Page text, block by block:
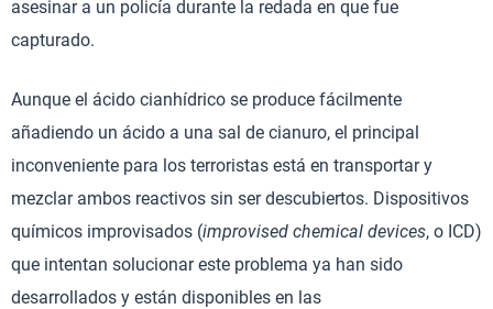
asesinar a un policía durante la redada en que fue
capturado.
Aunque el ácido cianhídrico se produce fácilmente
añadiendo un ácido a una sal de cianuro, el principal
inconveniente para los terroristas está en transportar y
mezclar ambos reactivos sin ser descubiertos. Dispositivos
químicos improvisados (improvised chemical devices, o ICD)
que intentan solucionar este problema ya han sido
desarrollados y están disponibles en las